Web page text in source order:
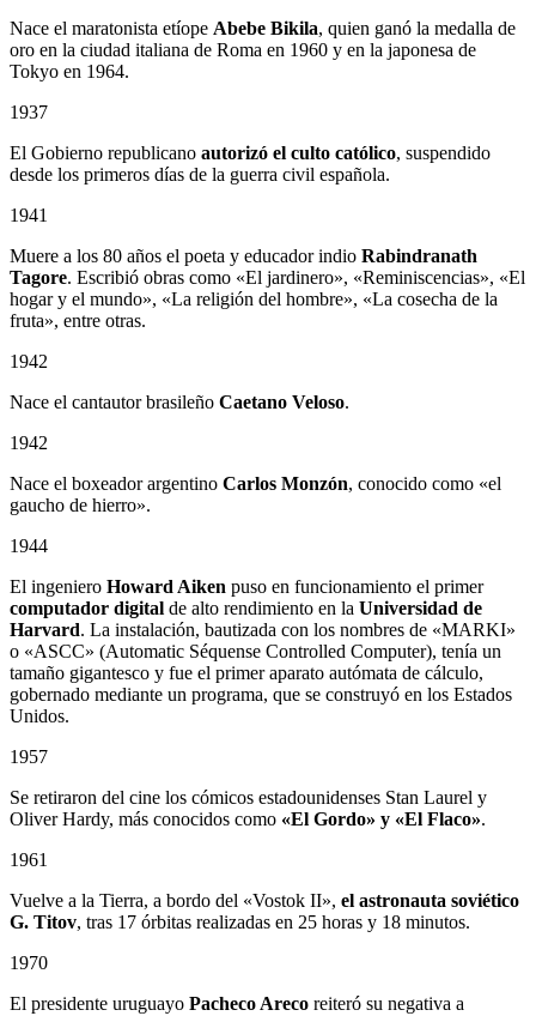
Nace el maratonista etíope Abebe Bikila, quien ganó la medalla de
oro en la ciudad italiana de Roma en 1960 y en la japonesa de
Tokyo en 1964.
1937
El Gobierno republicano autorizó el culto católico, suspendido
desde los primeros días de la guerra civil española.
1941
Muere a los 80 años el poeta y educador indio Rabindranath
Tagore. Escribió obras como «El jardinero», «Reminiscencias», «El
hogar y el mundo», «La religión del hombre», «La cosecha de la
fruta», entre otras.
1942
Nace el cantautor brasileño Caetano Veloso.
1942
Nace el boxeador argentino Carlos Monzón, conocido como «el
gaucho de hierro».
1944
El ingeniero Howard Aiken puso en funcionamiento el primer
computador digital de alto rendimiento en la Universidad de
Harvard. La instalación, bautizada con los nombres de «MARKI»
o «ASCC» (Automatic Séquense Controlled Computer), tenía un
tamaño gigantesco y fue el primer aparato autómata de cálculo,
gobernado mediante un programa, que se construyó en los Estados
Unidos.
1957
Se retiraron del cine los cómicos estadounidenses Stan Laurel y
Oliver Hardy, más conocidos como «El Gordo» y «El Flaco».
1961
Vuelve a la Tierra, a bordo del «Vostok II», el astronauta soviético
G. Titov, tras 17 órbitas realizadas en 25 horas y 18 minutos.
1970
El presidente uruguayo Pacheco Areco reiteró su negativa a